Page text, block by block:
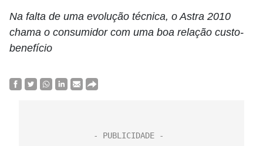
Na falta de uma evolução técnica, o Astra 2010
chama o consumidor com uma boa relação custo-
benefício